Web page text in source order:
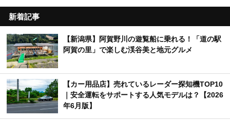
新着記事
【新潟県】阿賀野川の遊覧船に乗れる！「道の駅
阿賀の里」で楽しむ渓谷美と地元グルメ
【カー用品店】売れているレーダー探知機TOP10
｜安全運転をサポートする人気モデルは？【2026
年6月版】